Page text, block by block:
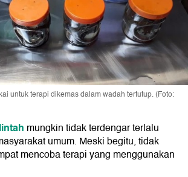
untuk terapi dikemas dalam wadah tertutup. (Foto:
lintah mungkin tidak terdengar terlalu
umum. Meski begitu, tidak
mencoba terapi yang menggunakan